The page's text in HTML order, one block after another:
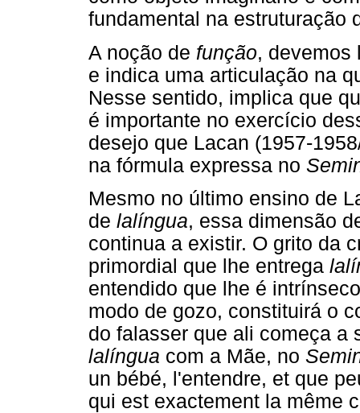
fundamental na estruturação
A noção de função, devemos
e indica uma articulação na
Nesse sentido, implica que
é importante no exercício
desejo que Lacan (1957-
na fórmula expressa no
Mesmo no último ensino de
de lalíngua, essa dimensão
continua a existir. O grito da
primordial que lhe entrega
entendido que lhe é
modo de gozo, constituirá o
do falasser que ali começa a
lalíngua com a Mãe, no
un bébé, l'entendre, et que
qui est exactement la même